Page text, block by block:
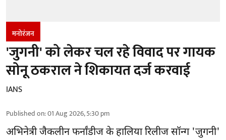
मनोरंजन
'जुगनी' को लेकर चल रहे विवाद पर गायक
सोनू ठकराल ने शिकायत दर्ज करवाई
IANS
Published on:01 Aug 2026, 5:30 pm
अभिनेत्री जैकलीन फर्नांडीज के हालिया रिलीज सॉन्ग 'जुगनी'